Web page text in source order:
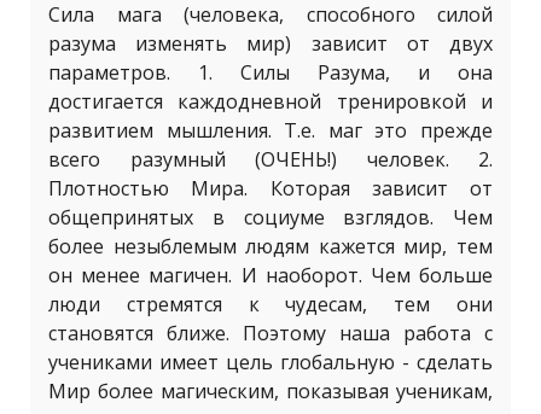
Сила мага (человека, способного силой
разума изменять мир) зависит от двух
параметров. 1. Силы Разума, и она
достигается каждодневной тренировкой и
развитием мышления. Т.е. маг это прежде
всего разумный (ОЧЕНЬ!) человек. 2.
Плотностью Мира. Которая зависит от
общепринятых в социуме взглядов. Чем
более незыблемым людям кажется мир, тем
он менее магичен. И наоборот. Чем больше
люди стремятся к чудесам, тем они
становятся ближе. Поэтому наша работа с
учениками имеет цель глобальную - сделать
Мир более магическим, показывая ученикам,